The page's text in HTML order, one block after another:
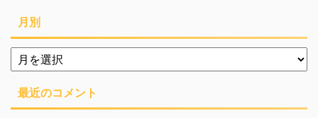
月別
月
別
最近のコメント